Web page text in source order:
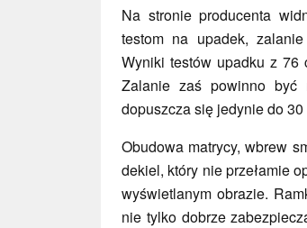
Na stronie producenta
testom na upadek,
Wyniki testów upadku z 76
Zalanie zaś powinno być
dopuszcza się jedynie do 30
Obudowa matrycy, wbrew
dekiel, który nie przełamie
wyświetlanym obrazie.
nie tylko dobrze